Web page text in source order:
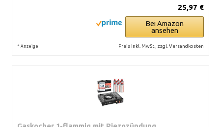
25,97 €
Bei Amazon
ansehen
* Anzeige Preis inkl. MwSt., zzgl. Versandkosten